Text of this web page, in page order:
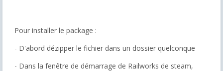
Pour installer le package :
- D'abord dézipper le fichier dans un dossier quelconque
- Dans la fenêtre de démarrage de Railworks de steam,